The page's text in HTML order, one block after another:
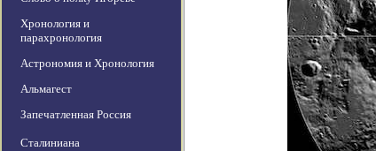
Хронология и
парахронология
Астрономия и Хронология
Альмагест
Запечатленная Россия
Сталиниана